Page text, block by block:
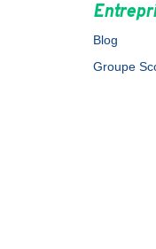
Blog
Groupe